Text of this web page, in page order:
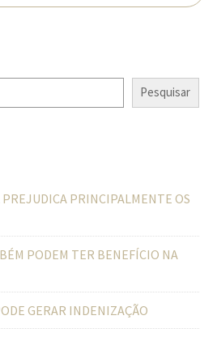
Pesquisar
PRINCIPALMENTE OS
PODEM TER BENEFÍCIO NA
GERAR INDENIZAÇÃO